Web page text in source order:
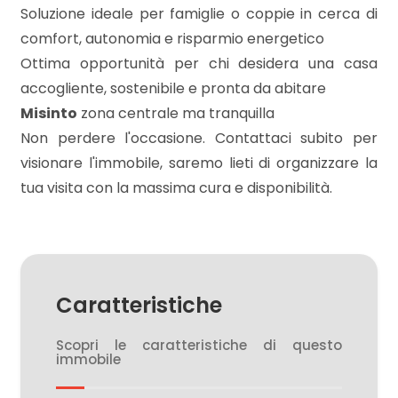
Soluzione ideale per famiglie o coppie in cerca di
comfort, autonomia e risparmio energetico
Ottima opportunità per chi desidera una casa
accogliente, sostenibile e pronta da abitare
Misinto zona centrale ma tranquilla
Non perdere l'occasione. Contattaci subito per
visionare l'immobile, saremo lieti di organizzare la
tua visita con la massima cura e disponibilità.
Caratteristiche
Scopri le caratteristiche di questo
immobile
minime
Qualsiasi